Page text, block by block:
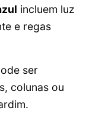
incluem luz
e regas
ser
colunas ou